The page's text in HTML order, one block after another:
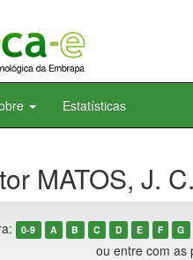
Estatísticas
MATOS, J.
0-9 A B C D E F G
ou entre com as